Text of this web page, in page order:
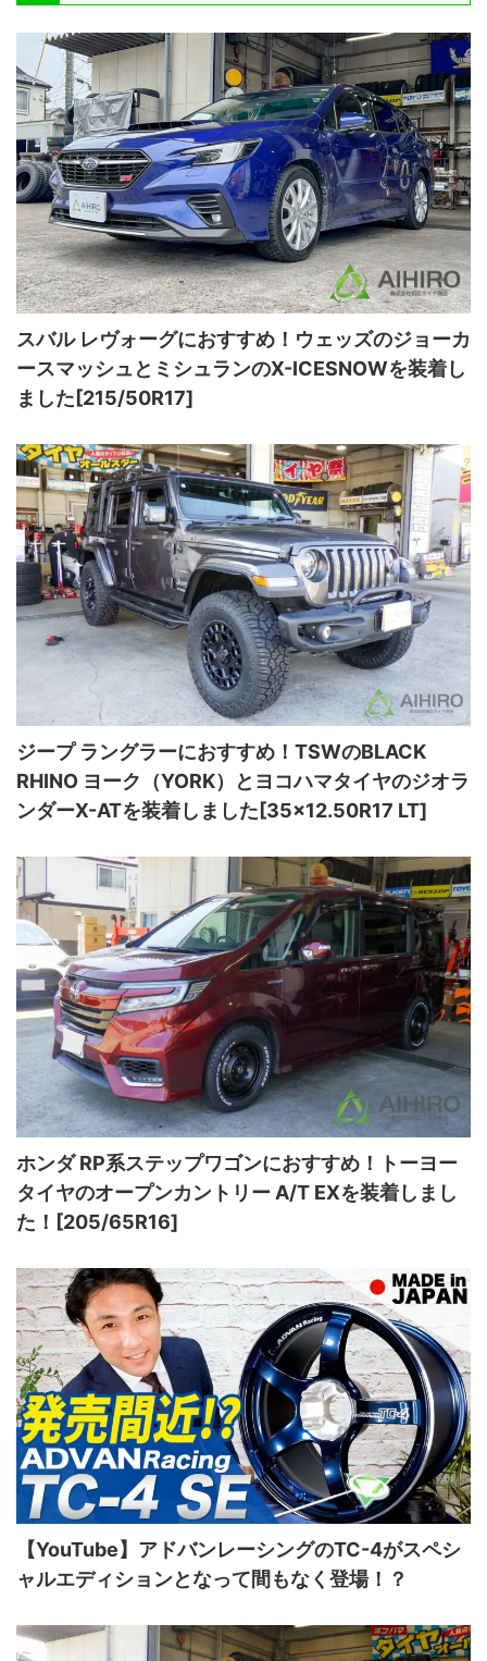
スバル レヴォーグにおすすめ！ウェッズのジョーカ
ースマッシュとミシュランのX-ICESNOWを装着し
ました[215/50R17]
ジープ ラングラーにおすすめ！TSWのBLACK
RHINO ヨーク（YORK）とヨコハマタイヤのジオラ
ンダーX-ATを装着しました[35×12.50R17 LT]
ホンダ RP系ステップワゴンにおすすめ！トーヨー
タイヤのオープンカントリー A/T EXを装着しまし
た！[205/65R16]
【YouTube】アドバンレーシングのTC-4がスペシ
ャルエディションとなって間もなく登場！？